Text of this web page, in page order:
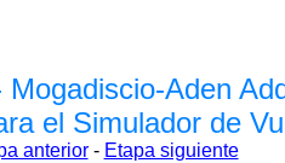
Aden
el Simulador de
anterior- Etapa siguiente